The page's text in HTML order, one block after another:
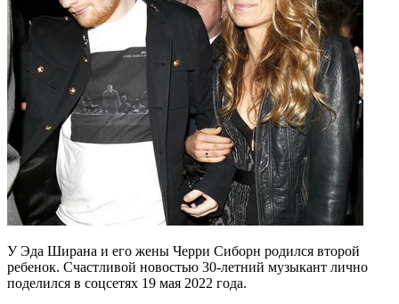
У Эда Ширана и его жены Черри Сиборн родился второй
ребенок. Счастливой новостью 30-летний музыкант лично
поделился в соцсетях 19 мая 2022 года.